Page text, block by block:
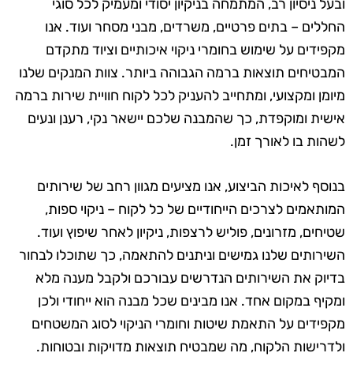
ובעל ניסיון רב, המתמחה בניקיון יסודי ומעמיק לכל סוגי
החללים – בתים פרטיים, משרדים, מבני מסחר ועוד. אנו
מקפידים על שימוש בחומרי ניקוי איכותיים וציוד מתקדם
המבטיחים תוצאות ברמה הגבוהה ביותר. צוות המנקים שלנו
מיומן ומקצועי, ומתחייב להעניק לכל לקוח חוויית שירות ברמה
אישית ומוקפדת, כך שהמבנה שלכם יישאר נקי, רענן ונעים
לשהות בו לאורך זמן.
בנוסף לאיכות הביצוע, אנו מציעים מגוון רחב של שירותים
המותאמים לצרכים הייחודיים של כל לקוח – ניקוי ספות,
שטיחים, מזרונים, פוליש לרצפות, ניקיון לאחר שיפוץ ועוד.
השירותים שלנו גמישים וניתנים להתאמה, כך שתוכלו לבחור
בדיוק את השירותים הנדרשים עבורכם ולקבל מענה מלא
ומקיף במקום אחד. אנו מבינים שכל מבנה הוא ייחודי ולכן
מקפידים על התאמת שיטות וחומרי הניקוי לסוג המשטחים
ולדרישות הלקוח, מה שמבטיח תוצאות מדויקות ובטוחות.